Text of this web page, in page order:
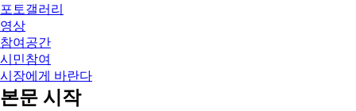
포토갤러리
영상
참여공간
시민참여
시장에게 바란다
본문 시작